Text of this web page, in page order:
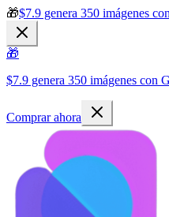
🎁$7.9 genera 350 imágenes
🎁
$7.9 genera 350 imágenes con
Comprar ahora